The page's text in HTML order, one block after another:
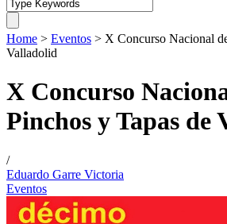
Home > Eventos > X Concurso Nacional
Valladolid
X Concurso
Pinchos y Tapas de
/
Eduardo Garre Victoria
Eventos